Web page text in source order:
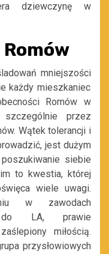
dziewczynę w
mniejszości
każdy mieszkaniec
Romów w
szczególnie przez
. Wątek tolerancji i
zić, jest dużym
siebie
to kwestia, której
wiele uwagi.
w zawodach
LA, prawie
miłością.
przysłowiowych